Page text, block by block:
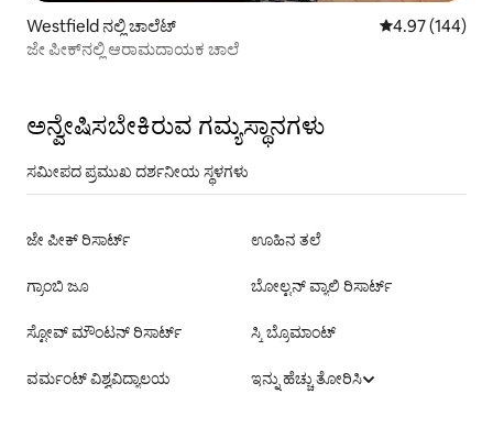
Westfield ನಲ್ಲಿ ಚಾಲೆಟ್ 5 ರಲ್ಲಿ 4.97
4.97 (144)
ಜೇ ಪೀಕ್‌ನಲ್ಲಿ ಆರಾಮದಾಯಕ ಚಾಲೆ
ಅನ್ವೇಷಿಸಬೇಕಿರುವ ಗಮ್ಯಸ್ಥಾನಗಳು
ಸಮೀಪದ ಪ್ರಮುಖ ದರ್ಶನೀಯ ಸ್ಥಳಗಳು
ಜೇ ಪೀಕ್ ರಿಸಾರ್ಟ್ ಊಹಿನ ತಲೆ
ಗ್ರಾಂಬಿ ಜೂ ಬೋಲ್ಟನ್ ವ್ಯಾಲಿ ರಿಸಾರ್ಟ್
ಸ್ಟೋವ್ ಮೌಂಟನ್ ರಿಸಾರ್ಟ್ ಸ್ಕಿ ಬ್ರೊಮಾಂಟ್
ವರ್ಮಂಟ್ ವಿಶ್ವವಿದ್ಯಾಲಯ ಇನ್ನು ಹೆಚ್ಚು ತೋರಿಸಿ